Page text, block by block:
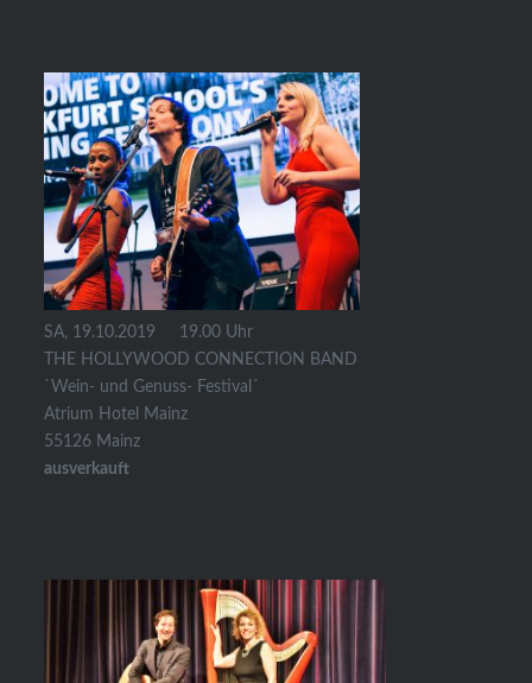
SA, 19.10.2019 19.00 Uhr
THE HOLLYWOOD CONNECTION BAND
`Wein- und Genuss- Festival´
Atrium Hotel Mainz
55126 Mainz
ausverkauft